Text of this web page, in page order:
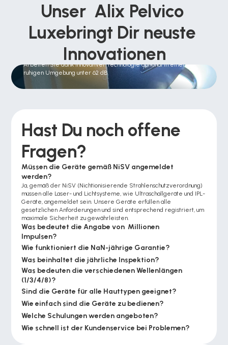
Unser  Alix Pelvico
Luxebringt Dir neuste
Innovationen
Leise wie nie zuvor
Arbeiten Sie dank innovativer Technologie optional in einer
ruhigen Umgebung unter 62 dB.
Hast Du noch offene
Fragen?
Müssen die Geräte gemäß NiSV angemeldet
werden?
Ja, gemäß der NiSV (Nichtionisierende Strahlenschutzverordnung)
müssen alle Laser- und Lichtsysteme, wie Ultraschallgeräte und IPL-
Geräte, angemeldet sein. Unsere Geräte erfüllen alle
gesetzlichen Anforderungen und sind entsprechend registriert, um
maximale Sicherheit zu gewährleisten.
Was bedeutet die Angabe von  Millionen
Impulsen?
Wie funktioniert die NaN-jährige Garantie?
Was beinhaltet die jährliche Inspektion?
Was bedeuten die verschiedenen Wellenlängen
(1/3/4/8)?
Sind die Geräte für alle Hauttypen geeignet?
Wie einfach sind die Geräte zu bedienen?
Welche Schulungen werden angeboten?
Wie schnell ist der Kundenservice bei Problemen?